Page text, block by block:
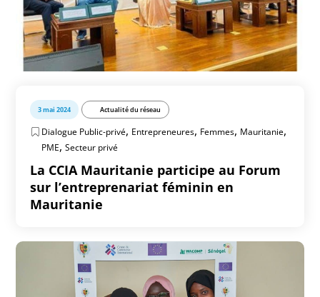
3 mai 2024 Actualité du réseau
Dialogue Public-privé, Entrepreneures, Femmes, Mauritanie,
PME,Secteur privé
La CCIA Mauritanie participe au Forum
sur l’entreprenariat féminin en
Mauritanie